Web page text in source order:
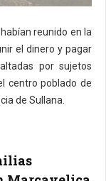
reunido en la
el dinero y pagar
por sujetos
centro poblado de
de Sullana.